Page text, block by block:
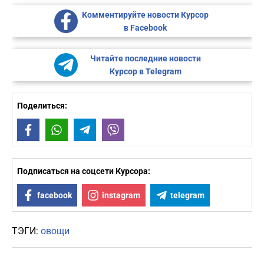
Комментируйте новости Курсор
в Facebook
Читайте последние новости
Курсор в Telegram
Поделиться:
FacebookWhatsAppTelegram
Подписаться на соцсети Курсора:
facebook instagram telegram
ТЭГИ: овощи